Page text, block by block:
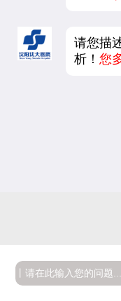
请您描
析！ 您